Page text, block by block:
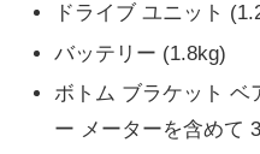
ドライブ ユニット
バッテリー (1.8kg)
ボトム ブラケット ベ
ー メーターを含めて